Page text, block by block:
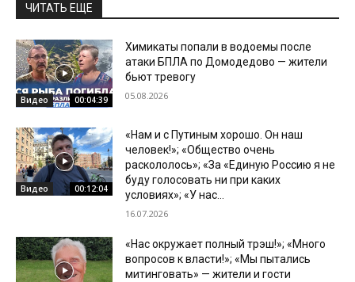
ЧИТАТЬ ЕЩЕ
Видео 00:04:39
Химикаты попали в водоемы после
атаки БПЛА по Домодедово — жители
бьют тревогу
05.08.2026
Видео 00:12:04
«Нам и с Путиным хорошо. Он наш
человек!»; «Общество очень
раскололось»; «За «Единую Россию я не
буду голосовать ни при каких
условиях»; «У нас...
16.07.2026
«Нас окружает полный трэш!»; «Много
вопросов к власти!»; «Мы пытались
митинговать» — жители и гости